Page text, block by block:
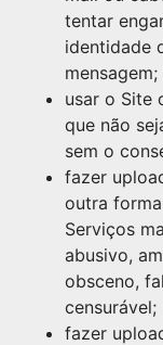
tentar
identidade
mensagem;
usar o Site
que não
sem o
fazer
outra
Serviços
abusivo,
obsceno,
censurável;
fazer